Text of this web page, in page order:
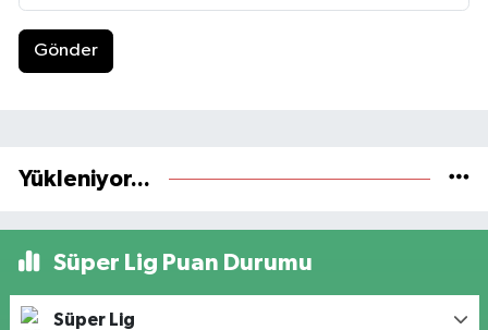
Gönder
Yükleniyor...
Süper Lig Puan Durumu
Süper Lig